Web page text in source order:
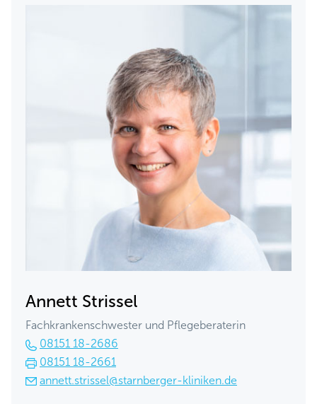
Annett Strissel
Fachkrankenschwester und Pflegeberaterin
08151 18-2686
08151 18-2661
annett.strissel@starnberger-kliniken.de